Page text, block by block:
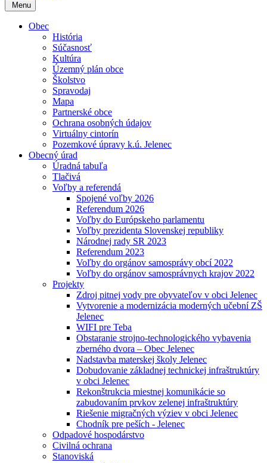
Menu
Obec
História
Súčasnosť
Kultúra
Územný plán obce
Školstvo
Spravodaj
Mapa
Partnerské obce
Ochrana osobných údajov
Virtuálny cintorín
Pozemkové úpravy k.ú. Jelenec
Obecný úrad
Úradná tabuľa
Tlačivá
Voľby a referendá
Spojené voľby 2026
Referendum 2026
Voľby do Európskeho parlamentu
Voľby prezidenta Slovenskej republiky
Národnej rady SR 2023
Referendum 2023
Voľby do orgánov samosprávy obcí 2022
Voľby do orgánov samosprávnych krajov 2022
Projekty
Zdroj pitnej vody pre obyvateľov v obci Jelenec
Vytvorenie a modernizácia moderných učební ZŠ
Jelenec
WIFI pre Teba
Obstaranie strojno-technologického vybavenia
zberného dvora – Obec Jelenec
Nadstavba materskej školy Jelenec
Dobudovanie základnej technickej infraštruktúry
v obci Jelenec
Rekonštrukcia miestnej komunikácie so
zabudovaním prvkov zelenej infraštruktúry
Riešenie migračných výziev v obci Jelenec
Chodník pre peších - Jelenec
Odpadové hospodárstvo
Civilná ochrana
Stanoviská